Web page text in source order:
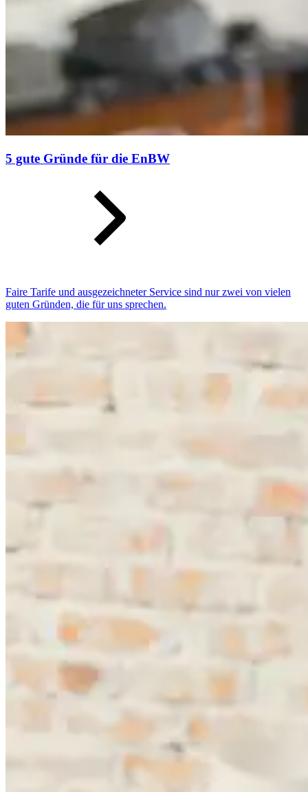
5 gute Gründe für die EnBW
Faire Tarife und ausgezeichneter Service sind nur zwei von vielen
guten Gründen, die für uns sprechen.